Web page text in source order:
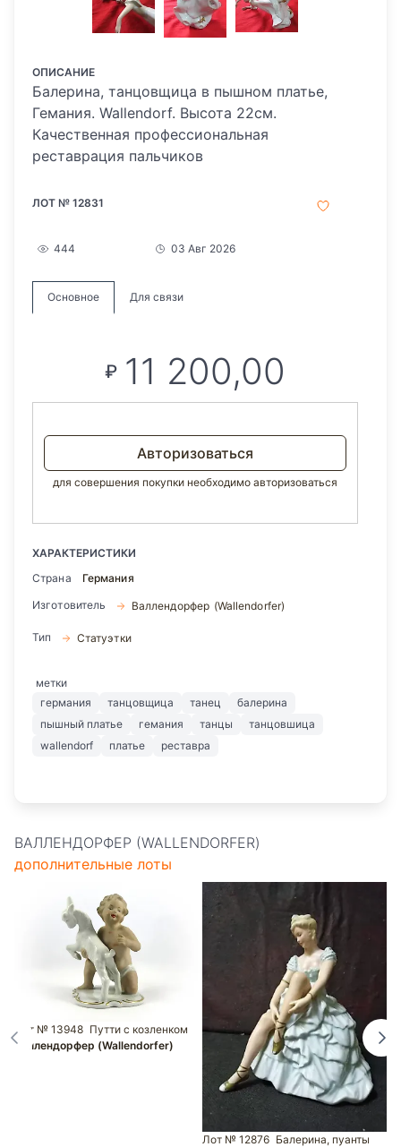
ОПИСАНИЕ
Балерина, танцовщица в пышном платье,
Гемания. Wallendorf. Высота 22см.
Качественная профессиональная
реставрация пальчиков
ЛОТ № 12831
444 03 Авг 2026
Основное Для связи
₽ 11 200,00
Авторизоваться
для совершения покупки необходимо авторизоваться
ХАРАКТЕРИСТИКИ
Страна
Германия
Изготовитель
Валлендорфер (Wallendorfer)
Тип Статуэтки
метки
германия
танцовщица танец
балерина
пышный платье
гемания танцы
танцовшица
wallendorf
платье реставра
ВАЛЛЕНДОРФЕР (WALLENDORFER)
дополнительные лоты
Лот № 13948 Путти с козленком
Валлендорфер (Wallendorfer)
Лот № 12876 Балерина, пуанты